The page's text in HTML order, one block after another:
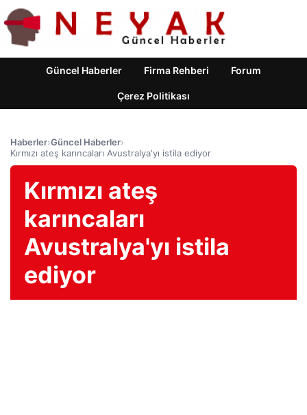
Güncel Haberler Firma Rehberi Forum
Çerez Politikası
Haberler›Güncel Haberler›
Kırmızı ateş karıncaları Avustralya'yı istila ediyor
Kırmızı ateş
karıncaları
Avustralya'yı istila
ediyor